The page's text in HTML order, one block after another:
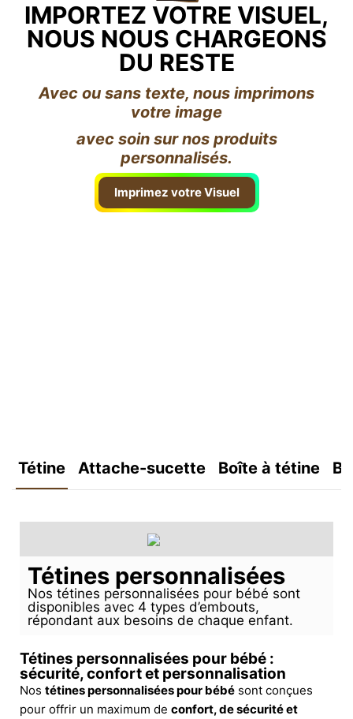
IMPORTEZ VOTRE VISUEL,
NOUS NOUS CHARGEONS
DU RESTE
Avec ou sans texte, nous imprimons
votre image
avec soin sur nos produits
personnalisés.
Imprimez votre Visuel
Tétine Attache-sucette Boîte à tétine
Tétines personnalisées
Nos tétines personnalisées pour bébé sont
disponibles avec 4 types d’embouts,
répondant aux besoins de chaque enfant.
Tétines personnalisées pour bébé :
sécurité, confort et personnalisation
Nos tétines personnalisées pour bébé sont conçues
pour offrir un maximum de confort, de sécurité et